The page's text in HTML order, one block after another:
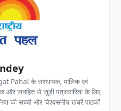
Pahal के संस्थापक, मालिक एवं
और जनहित से जुड़ी पत्रकारिता के लिए
की सच्ची और विश्वसनीय खबरें पाठकों